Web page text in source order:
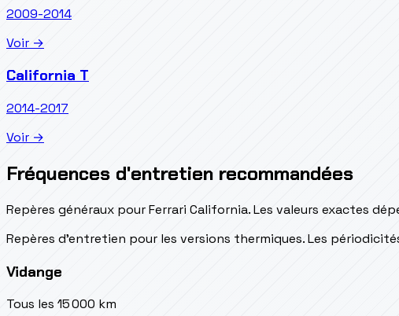
2009-2014
Voir →
California T
2014-2017
Voir →
Fréquences d'entretien recommandées
Repères généraux pour Ferrari California. Les valeurs exactes
Repères d’entretien pour les versions thermiques. Les
Vidange
Tous les 15 000 km